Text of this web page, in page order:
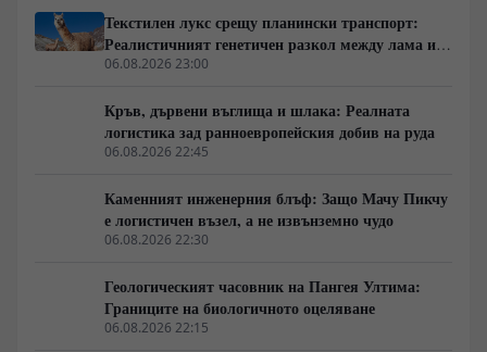
сложни хидродинамични, осморегулаторни и
термодинамични системи, които академичната
литература от години документира с клинична
Текстилен лукс срещу планински транспорт:
Реалистичният генетичен разкол между лама и
алпака
06.08.2026 23:00
Кръв, дървени въглища и шлака: Реалната
логистика зад ранноевропейския добив на руда
06.08.2026 22:45
Каменният инженерния блъф: Защо Мачу Пикчу
е логистичен възел, а не извънземно чудо
06.08.2026 22:30
Геологическият часовник на Пангея Ултима:
Границите на биологичното оцеляване
06.08.2026 22:15